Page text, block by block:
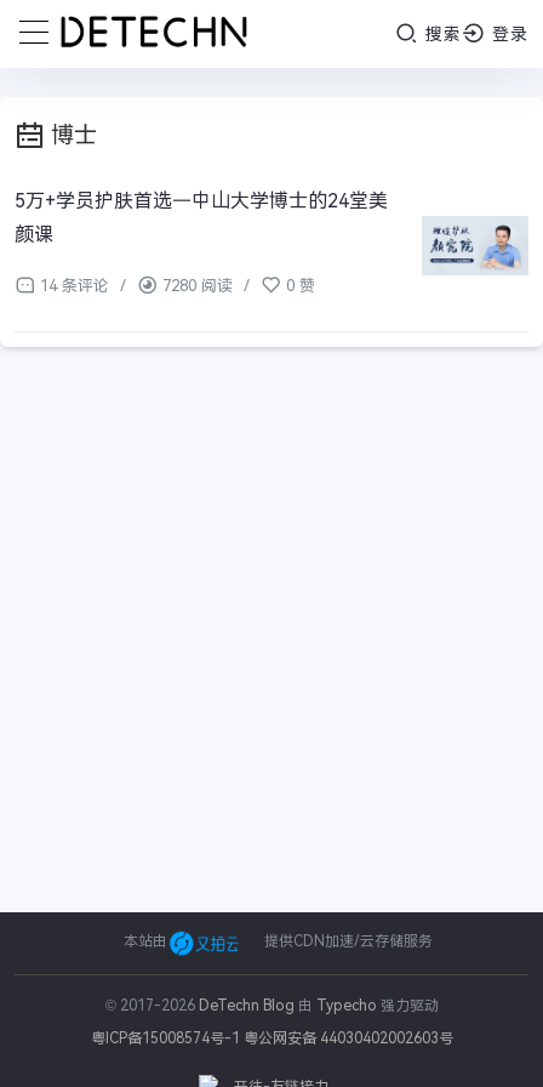
搜索 登录
博士
5万+学员护肤首选—中山大学博士的24堂美
颜课
14 条评论 / 7280 阅读 / 0 赞
本站由 提供CDN加速/云存储服务
© 2017-2026 DeTechn Blog 由 Typecho 强力驱动
粤ICP备15008574号-1 粤公网安备 44030402002603号